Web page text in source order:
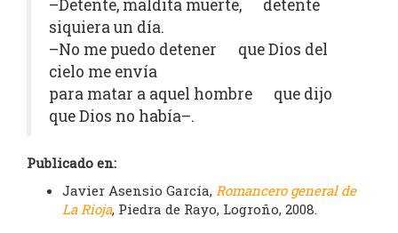
–Detente, maldita muerte, detente
siquiera un día.
–No me puedo detener que Dios del
cielo me envía
para matar a aquel hombre que dijo
que Dios no había–.
Publicado en:
Javier Asensio García, Romancero general de
La Rioja, Piedra de Rayo, Logroño, 2008.